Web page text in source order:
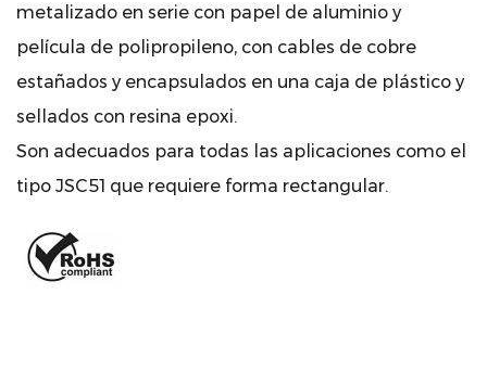
metalizado en serie con papel de aluminio y
película de polipropileno, con cables de cobre
estañados y encapsulados en una caja de plástico y
sellados con resina epoxi.
Son adecuados para todas las aplicaciones como el
tipo JSC51 que requiere forma rectangular.